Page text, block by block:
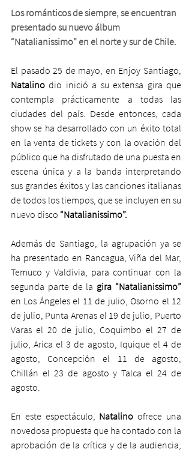
Los románticos de siempre, se encuentran
presentado su nuevo álbum
“Natalianissimo” en el norte y sur de Chile.
Natalino dio inició a su extensa gira que
contempla prácticamente a todas las
ciudades del país. Desde entonces, cada
show se ha desarrollado con un éxito total
en la venta de tickets y con la ovación del
público que ha disfrutado de una puesta en
escena única y a la banda interpretando
sus grandes éxitos y las canciones italianas
de todos los tiempos, que se incluyen en su
nuevo disco “Natalianissimo”.
Además de Santiago, la agrupación ya se
ha presentado en Rancagua, Viña del Mar,
Temuco y Valdivia, para continuar con la
segunda parte de la gira “Natalianissimo”
en Los Ángeles el 11 de julio, Osorno el 12
de julio, Punta Arenas el 19 de julio, Puerto
Varas el 20 de julio, Coquimbo el 27 de
julio, Arica el 3 de agosto, Iquique el 4 de
agosto, Concepción el 11 de agosto,
Chillán el 23 de agosto y Talca el 24 de
agosto.
En este espectáculo, Natalino ofrece una
novedosa propuesta que ha contado con la
aprobación de la crítica y de la audiencia,